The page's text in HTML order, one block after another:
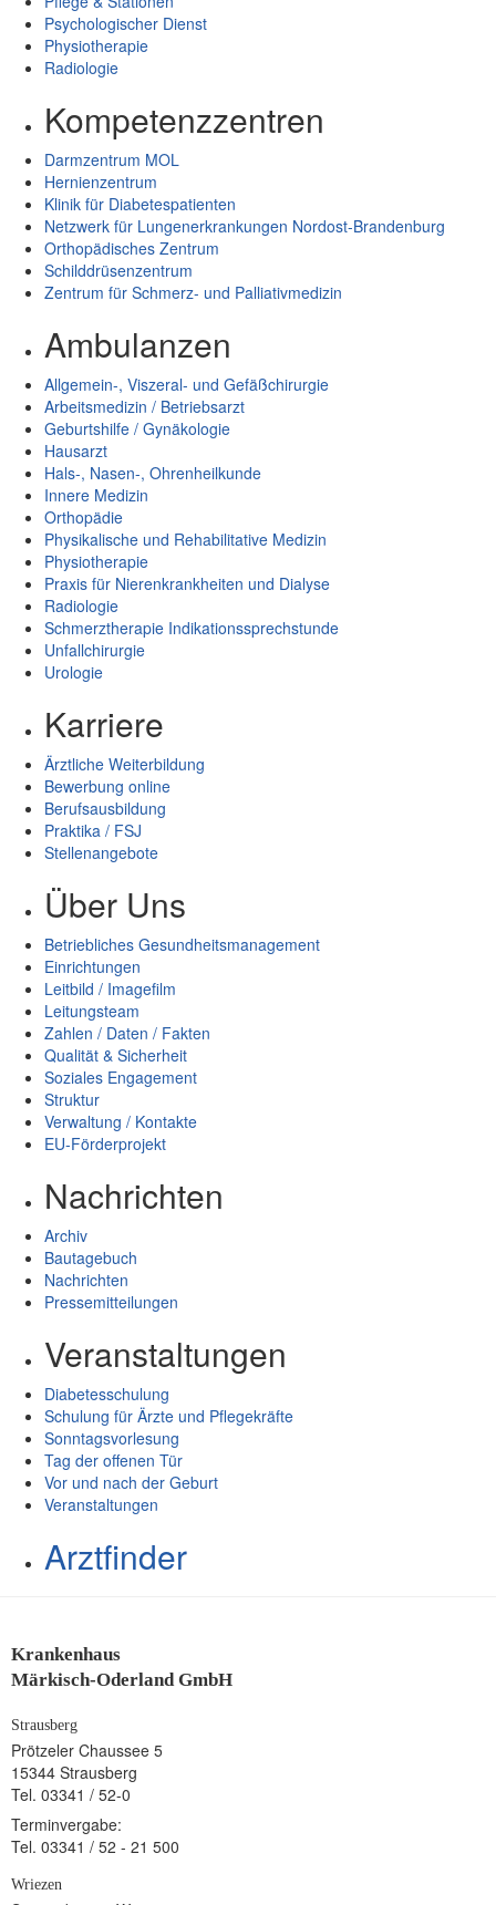
Psychologischer Dienst
Physiotherapie
Radiologie
Kompetenzzentren
Darmzentrum MOL
Hernienzentrum
Klinik für Diabetespatienten
Netzwerk für Lungenerkrankungen Nordost-Brandenburg
Orthopädisches Zentrum
Schilddrüsenzentrum
Zentrum für Schmerz- und Palliativmedizin
Ambulanzen
Allgemein-, Viszeral- und Gefäßchirurgie
Arbeitsmedizin / Betriebsarzt
Geburtshilfe / Gynäkologie
Hausarzt
Hals-, Nasen-, Ohrenheilkunde
Innere Medizin
Orthopädie
Physikalische und Rehabilitative Medizin
Physiotherapie
Praxis für Nierenkrankheiten und Dialyse
Radiologie
Schmerztherapie Indikationssprechstunde
Unfallchirurgie
Urologie
Karriere
Ärztliche Weiterbildung
Bewerbung online
Berufsausbildung
Praktika / FSJ
Stellenangebote
Über Uns
Betriebliches Gesundheitsmanagement
Einrichtungen
Leitbild / Imagefilm
Leitungsteam
Zahlen / Daten / Fakten
Qualität & Sicherheit
Soziales Engagement
Struktur
Verwaltung / Kontakte
EU-Förderprojekt
Nachrichten
Archiv
Bautagebuch
Nachrichten
Pressemitteilungen
Veranstaltungen
Diabetesschulung
Schulung für Ärzte und Pflegekräfte
Sonntagsvorlesung
Tag der offenen Tür
Vor und nach der Geburt
Veranstaltungen
Arztfinder
Krankenhaus
Märkisch-Oderland GmbH
Strausberg
Prötzeler Chaussee 5
15344 Strausberg
Tel. 03341 / 52-0
Terminvergabe:
Tel. 03341 / 52 - 21 500
Wriezen